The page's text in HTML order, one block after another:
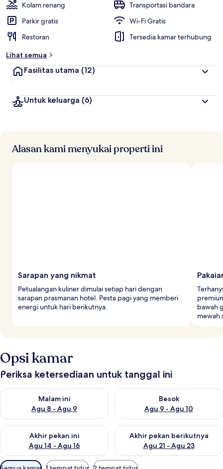
Kolam renang
Transportasi bandara
Parkir gratis
Wi-Fi Gratis
Restoran
Tersedia kamar terhubung
Lihat semua
Fasilitas utama (12)
Untuk keluarga (6)
Alasan kami menyukai properti ini
Sarapan yang nikmat
Petualangan kuliner dimulai setiap hari dengan
sarapan prasmanan hotel. Pesta pagi yang memberi
energi untuk hari berikutnya.
bawah
mewah
Opsi kamar
Periksa ketersediaan untuk tanggal ini
Malam ini
Agu 8 - Agu 9
Periksa ketersediaan untuk malam ini Agu 8 - Agu 9
Besok
Agu 9 - Agu 10
Periksa ketersediaan untuk
Akhir pekan ini
Agu 14 - Agu 16
Periksa ketersediaan untuk akhir pekan ini Agu 14 - Agu 16
Akhir pekan berikutnya
Agu 21 - Agu 23
Periksa ketersediaan untuk
Filter